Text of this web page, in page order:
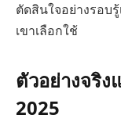
ตัดสินใจอย่างรอบ
เขาเลือกใช้
ตัวอย่างจริ
2025